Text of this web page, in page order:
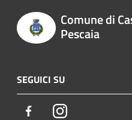
Comune di
Pescaia
SEGUICI SU
FacebookInstagram